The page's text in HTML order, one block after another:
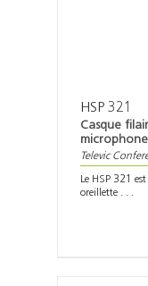
HSP 321
Casque
Televic
Le HSP 321
oreillette . . .